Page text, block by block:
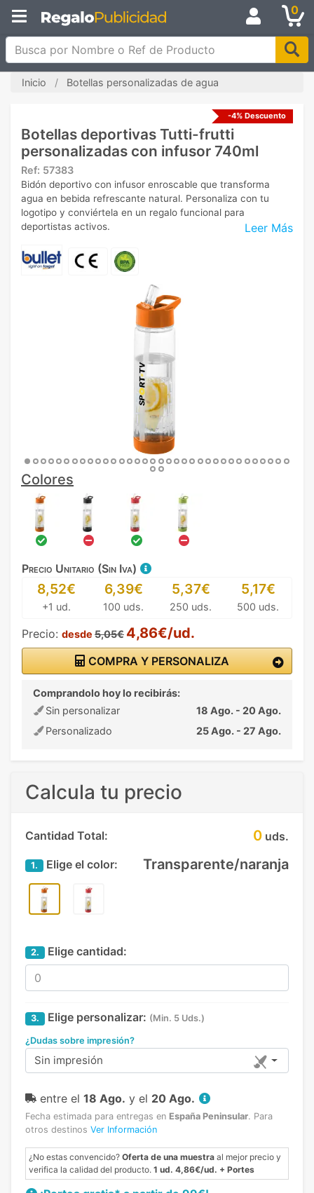
0
Busca por Nombre o Ref de Producto
Inicio Botellas personalizadas de agua
-4% Descuento
Botellas deportivas Tutti-frutti
personalizadas con infusor 740ml
Ref: 57383
Leer Más
Bidón deportivo con infusor enroscable que transforma
agua en bebida refrescante natural. Personaliza con tu
logotipo y conviértela en un regalo funcional para
deportistas activos.
Colores
Precio Unitario (Sin Iva)
8,52€
+1 ud.
6,39€
100 uds.
5,37€
250 uds.
5,17€
500 uds.
Precio: desde 5,05€ 4,86€/ud.
COMPRA Y PERSONALIZA
Comprandolo hoy lo recibirás:
Sin personalizar
18 Ago. - 20 Ago.
Personalizado
25 Ago. - 27 Ago.
Calcula tu precio
Cantidad Total: 0 uds.
1. Elige el color: Transparente/naranja
2. Elige cantidad:
3. Elige personalizar: (Min. 5 Uds.)
¿Dudas sobre impresión?
Sin impresión
entre el 18 Ago. y el 20 Ago.
Fecha estimada para entregas en España Peninsular. Para
otros destinos Ver Información
¿No estas convencido? Oferta de una muestra al mejor precio y
verifica la calidad del producto. 1 ud. 4,86€/ud. + Portes